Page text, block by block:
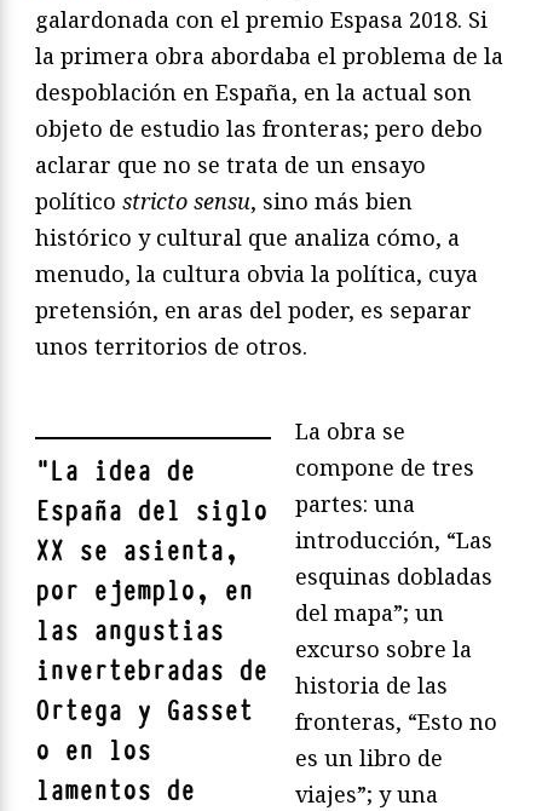
galardonada con el premio Espasa 2018. Si
la primera obra abordaba el problema de la
despoblación en España, en la actual son
objeto de estudio las fronteras; pero debo
aclarar que no se trata de un ensayo
político stricto sensu, sino más bien
histórico y cultural que analiza cómo, a
menudo, la cultura obvia la política, cuya
pretensión, en aras del poder, es separar
unos territorios de otros.
"La idea de
España del siglo
XX se asienta,
por ejemplo, en
las angustias
invertebradas de
Ortega y Gasset
o en los
lamentos de
La obra se
compone de tres
partes: una
introducción, “Las
esquinas dobladas
del mapa”; un
excurso sobre la
historia de las
fronteras, “Esto no
es un libro de
viajes”; y una